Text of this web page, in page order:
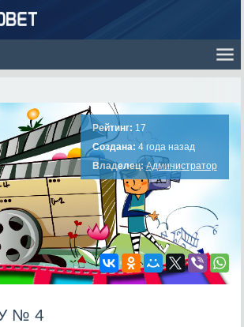
Рейтинг: 17
Создана: 4 года назад
Владелец: Администратор
№ 4